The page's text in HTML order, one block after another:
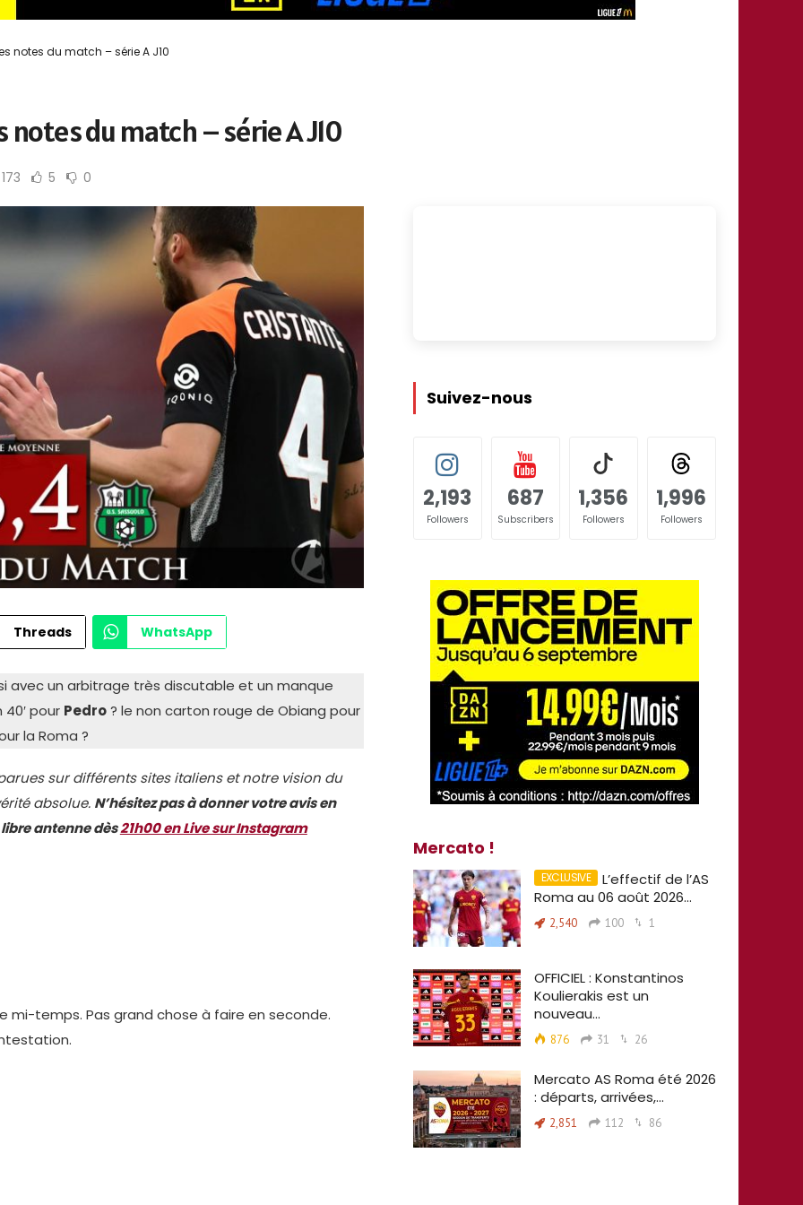
notes du match – série A J10
notes du match – série A J10
173 5 0
Threads WhatsApp
avec un arbitrage très discutable et un manque
pour Pedro? le non carton rouge de Obiang pour
la Roma ?
sur différents sites italiens et notre vision du
absolue. N’hésitez pas à donner votre avis en
antenne dès21h00 en Live sur Instagram
mi-temps. Pas grand chose à faire en seconde.
Suivez-nous
2,193
Followers
687
Subscribers
1,356
Followers
1,996
Followers
Mercato !
L’effectif de l’AS
Roma au 06 août 2026…
2,540 100 1
OFFICIEL : Konstantinos
Koulierakis est un
nouveau…
876 31 26
Mercato AS Roma été 2026
: départs, arrivées,…
2,851 112 86